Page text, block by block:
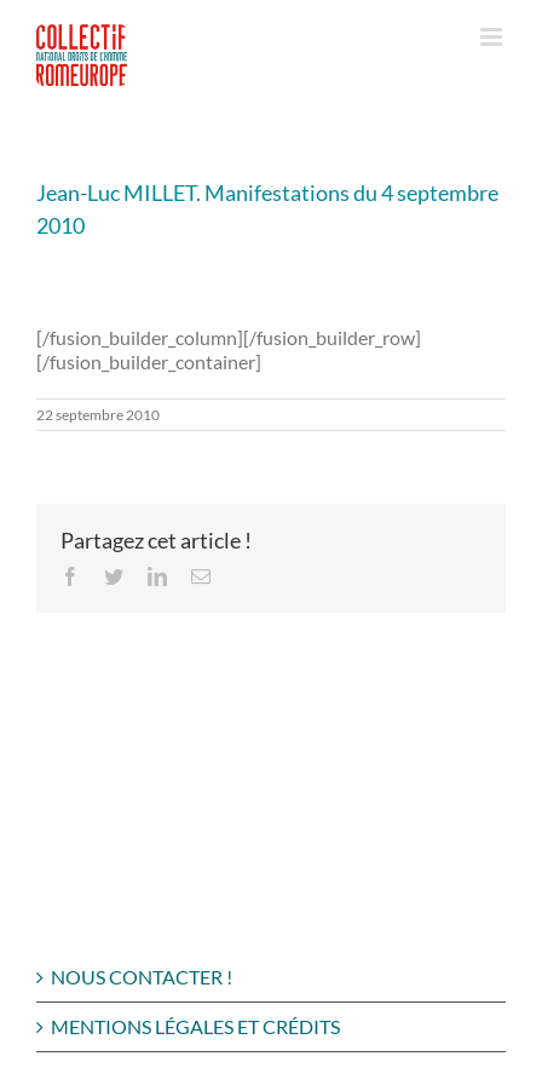
contenu
Jean-Luc MILLET. Manifestations du 4 septembre
2010
[/fusion_builder_column][/fusion_builder_row]
[/fusion_builder_container]
22 septembre 2010
Partagez cet article !
Facebook
TwitterLinkedInEmail
NOUS CONTACTER !
MENTIONS LÉGALES ET CRÉDITS